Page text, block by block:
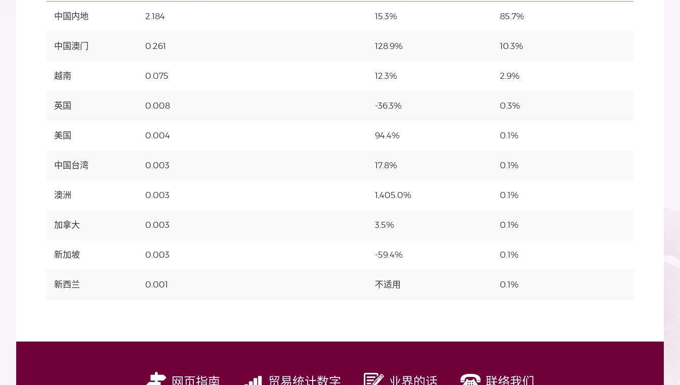
中国内地 2.184 15.3% 85.7%
中国澳门 0.261 128.9% 10.3%
越南 0.075 12.3% 2.9%
英国 0.008 -36.3% 0.3%
美国 0.004 94.4% 0.1%
中国台湾 0.003 17.8% 0.1%
澳洲 0.003 1,405.0% 0.1%
加拿大 0.003 3.5% 0.1%
新加坡 0.003 -59.4% 0.1%
新西兰 0.001 不适用 0.1%
网页指南 贸易统计数字 业界的话 联络我们